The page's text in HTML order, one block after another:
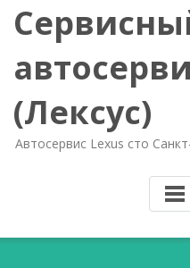
(Лексус)
Автосервис Lexus сто